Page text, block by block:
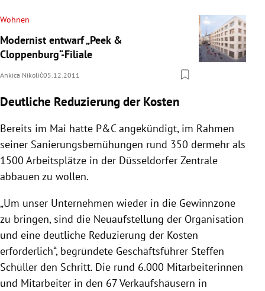
Wohnen
Modernist entwarf „Peek &
Cloppenburg“-Filiale
Ankica Nikolić05.12.2011
Deutliche Reduzierung der Kosten
Bereits im Mai hatte P&C angekündigt, im Rahmen
seiner Sanierungsbemühungen rund 350 dermehr als
1500 Arbeitsplätze in der Düsseldorfer Zentrale
abbauen zu wollen.
„Um unser Unternehmen wieder in die Gewinnzone
zu bringen, sind die Neuaufstellung der Organisation
und eine deutliche Reduzierung der Kosten
erforderlich“, begründete Geschäftsführer Steffen
Schüller den Schritt. Die rund 6.000 Mitarbeiterinnen
und Mitarbeiter in den 67 Verkaufshäusern in